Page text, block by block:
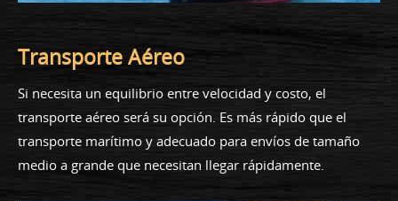
Transporte Aéreo
Si necesita un equilibrio entre velocidad y costo, el
transporte aéreo será su opción. Es más rápido que el
transporte marítimo y adecuado para envíos de tamaño
medio a grande que necesitan llegar rápidamente.